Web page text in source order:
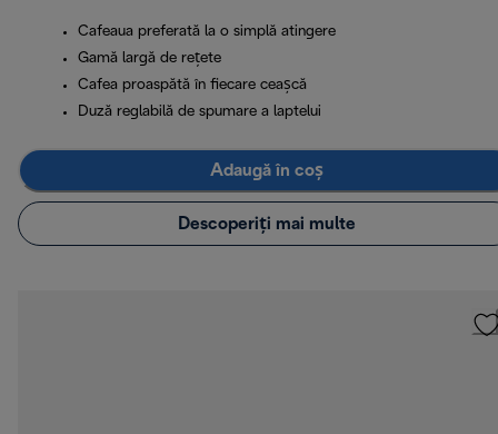
Cafeaua preferată la o simplă atingere
Gamă largă de rețete
Cafea proaspătă în fiecare ceașcă
Duză reglabilă de spumare a laptelui
Adaugă în coș
Descoperiți mai multe